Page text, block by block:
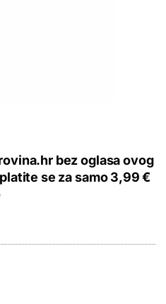
bez oglasa ovog
se za samo 3,99 €